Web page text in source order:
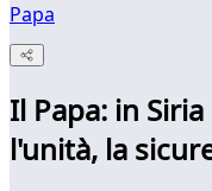
Papa
Il Papa: in
l'unità, la